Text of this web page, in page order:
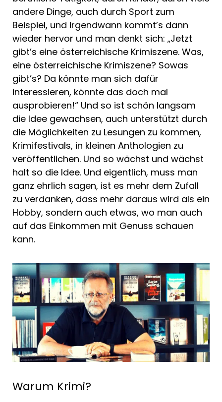
andere Dinge, auch durch Sport zum
Beispiel, und irgendwann kommt’s dann
wieder hervor und man denkt sich: „Jetzt
gibt’s eine österreichische Krimiszene. Was,
eine österreichische Krimiszene? Sowas
gibt’s? Da könnte man sich dafür
interessieren, könnte das doch mal
ausprobieren!“ Und so ist schön langsam
die Idee gewachsen, auch unterstützt durch
die Möglichkeiten zu Lesungen zu kommen,
Krimifestivals, in kleinen Anthologien zu
veröffentlichen. Und so wächst und wächst
halt so die Idee. Und eigentlich, muss man
ganz ehrlich sagen, ist es mehr dem Zufall
zu verdanken, dass mehr daraus wird als ein
Hobby, sondern auch etwas, wo man auch
auf das Einkommen mit Genuss schauen
kann.
Warum Krimi?